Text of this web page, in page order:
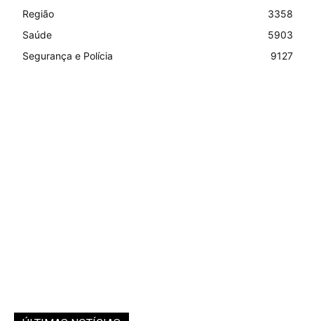
Região
3358
Saúde
5903
Segurança e Polícia
9127